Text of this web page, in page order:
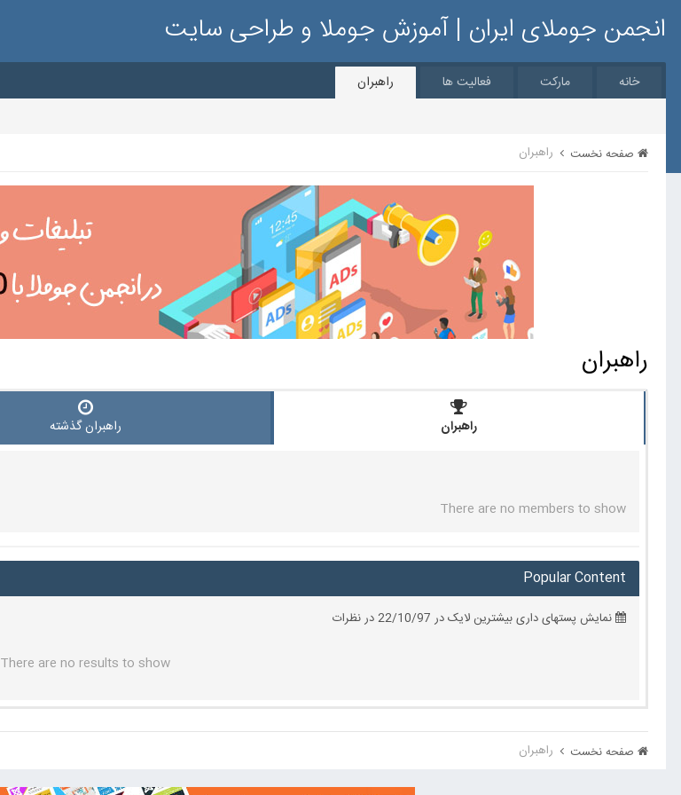
انجمن جوملای ایران | آموزش جوملا و طراحی سایت
خانه مارکت فعالیت ها راهبران
صفحه نخست راهبران
راهبران
راهبران راهبران گذشته
There are no members to show
Popular Content
نمایش پستهای داری بیشترین لایک در 22/10/97 در نظرات
There are no results to show
صفحه نخست راهبران